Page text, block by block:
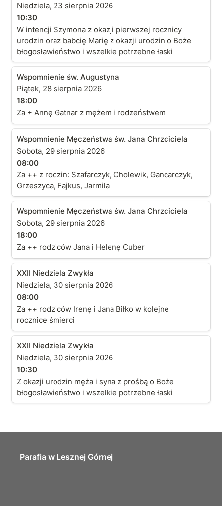
Niedziela, 23 sierpnia 2026
10:30
W intencji Szymona z okazji pierwszej rocznicy
urodzin oraz babcię Marię z okazji urodzin o Boże
błogosławieństwo i wszelkie potrzebne łaski
Wspomnienie św. Augustyna
Wspomnienie św. Augustyna
Piątek, 28 sierpnia 2026
18:00
Za + Annę Gatnar z mężem i rodzeństwem
Wspomnienie Męczeństwa św. Jana Chrzciciela
Wspomnienie Męczeństwa św. Jana Chrzciciela
Sobota, 29 sierpnia 2026
08:00
Za ++ z rodzin: Szafarczyk, Cholewik, Gancarczyk,
Grzeszyca, Fajkus, Jarmila
Wspomnienie Męczeństwa św. Jana Chrzciciela
Wspomnienie Męczeństwa św. Jana Chrzciciela
Sobota, 29 sierpnia 2026
18:00
Za ++ rodziców Jana i Helenę Cuber
XXII Niedziela Zwykła
XXII Niedziela Zwykła
Niedziela, 30 sierpnia 2026
08:00
Za ++ rodziców Irenę i Jana Biłko w kolejne
rocznice śmierci
XXII Niedziela Zwykła
XXII Niedziela Zwykła
Niedziela, 30 sierpnia 2026
10:30
Z okazji urodzin męża i syna z prośbą o Boże
błogosławieństwo i wszelkie potrzebne łaski
Parafia w Lesznej Górnej